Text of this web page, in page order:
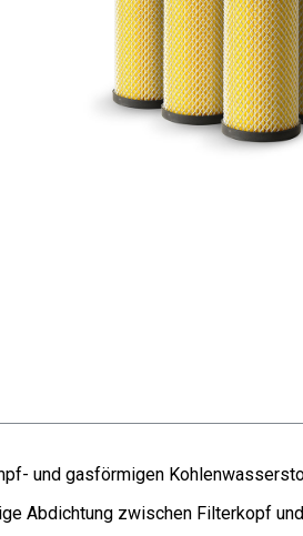
und gasförmigen
Abdichtung zwischen Filterkopf